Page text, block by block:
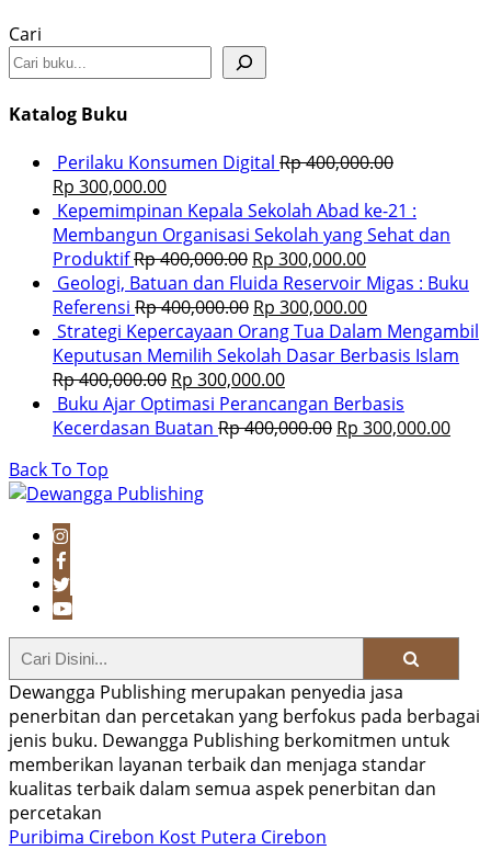
Cari
Katalog Buku
Perilaku Konsumen Digital Rp400,000.00
Rp 300,000.00
Kepemimpinan Kepala Sekolah Abad ke-21 :
Membangun Organisasi Sekolah yang Sehat dan
ProduktifRp400,000.00 Rp 300,000.00
Geologi, Batuan dan Fluida Reservoir Migas : Buku
Referensi Rp400,000.00 Rp 300,000.00
Strategi Kepercayaan Orang Tua Dalam Mengambil
Keputusan Memilih Sekolah Dasar Berbasis Islam
Rp400,000.00 Rp 300,000.00
Buku Ajar Optimasi Perancangan Berbasis
Kecerdasan Buatan Rp400,000.00 Rp 300,000.00
Back To Top
Dewangga Publishing merupakan penyedia jasa
penerbitan dan percetakan yang berfokus pada berbagai
jenis buku. Dewangga Publishing berkomitmen untuk
memberikan layanan terbaik dan menjaga standar
kualitas terbaik dalam semua aspek penerbitan dan
percetakan
Puribima Cirebon Kost Putera Cirebon